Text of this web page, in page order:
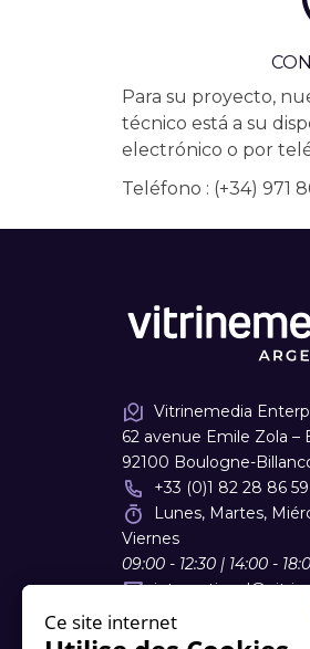
Para su proyecto,
técnico está a su
electrónico o por
Teléfono : (+34) 971
Vitrinemedia
62 avenue Emile Zola –
92100 Boulogne-
+33 (0)1 82 28 86 59
Lunes, Martes,
Viernes
09:00 - 12:30 | 14:00 -
international@